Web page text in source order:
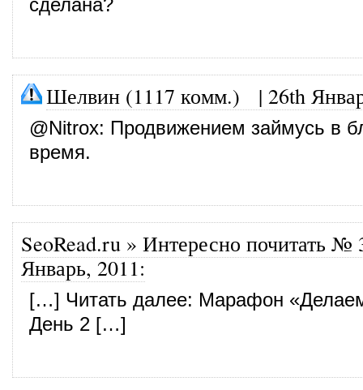
сделана?
Шелвин (1117 комм.) | 26th
@Nitrox: Продвижением займусь в
время.
SeoRead.ru » Интересно почитать №
Январь, 2011:
[…] Читать далее: Марафон
День 2 […]